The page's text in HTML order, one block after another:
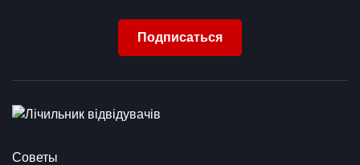
Подписаться
Советы